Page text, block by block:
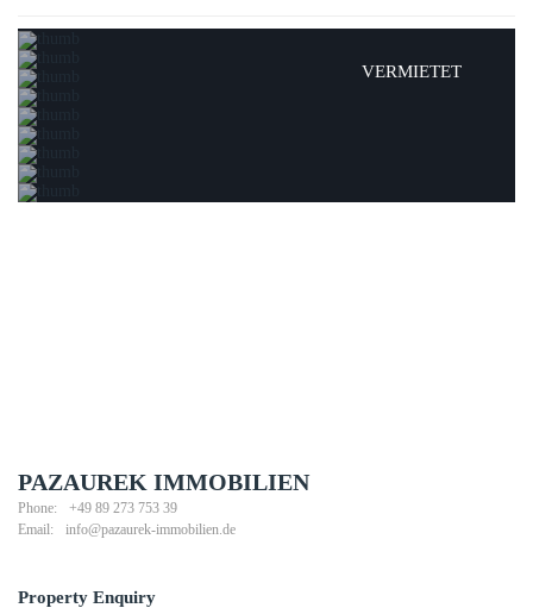
VERMIETET
PAZAUREK IMMOBILIEN
Phone:
+49 89 273 753 39
Email:
info@pazaurek-immobilien.de
Property Enquiry